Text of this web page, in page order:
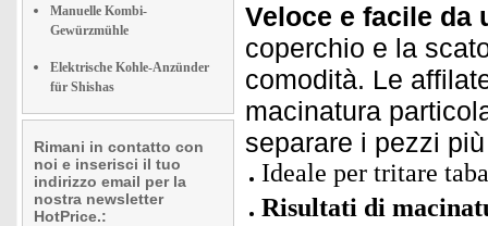
Manuelle Kombi-
Gewürzmühle
Elektrische Kohle-Anzünder
für Shishas
Rimani in contatto con
noi e inserisci il tuo
indirizzo email per la
nostra newsletter
HotPrice.:
Veloce e facile da
coperchio e la
comodità. Le
macinatura
separare i pezzi
Ideale per tritare
Risultati di